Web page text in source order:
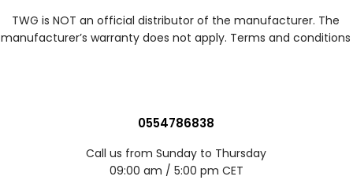
TWG is NOT an official distributor of the manufacturer. The
manufacturer’s warranty does not apply. Terms and conditions
0554786838
Call us from Sunday to Thursday
09:00 am / 5:00 pm CET